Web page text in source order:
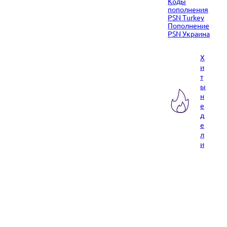
пополнения
PSN Turkey
Пополнение
PSN Украина
Х
и
т
ы
н
е
д
е
л
и